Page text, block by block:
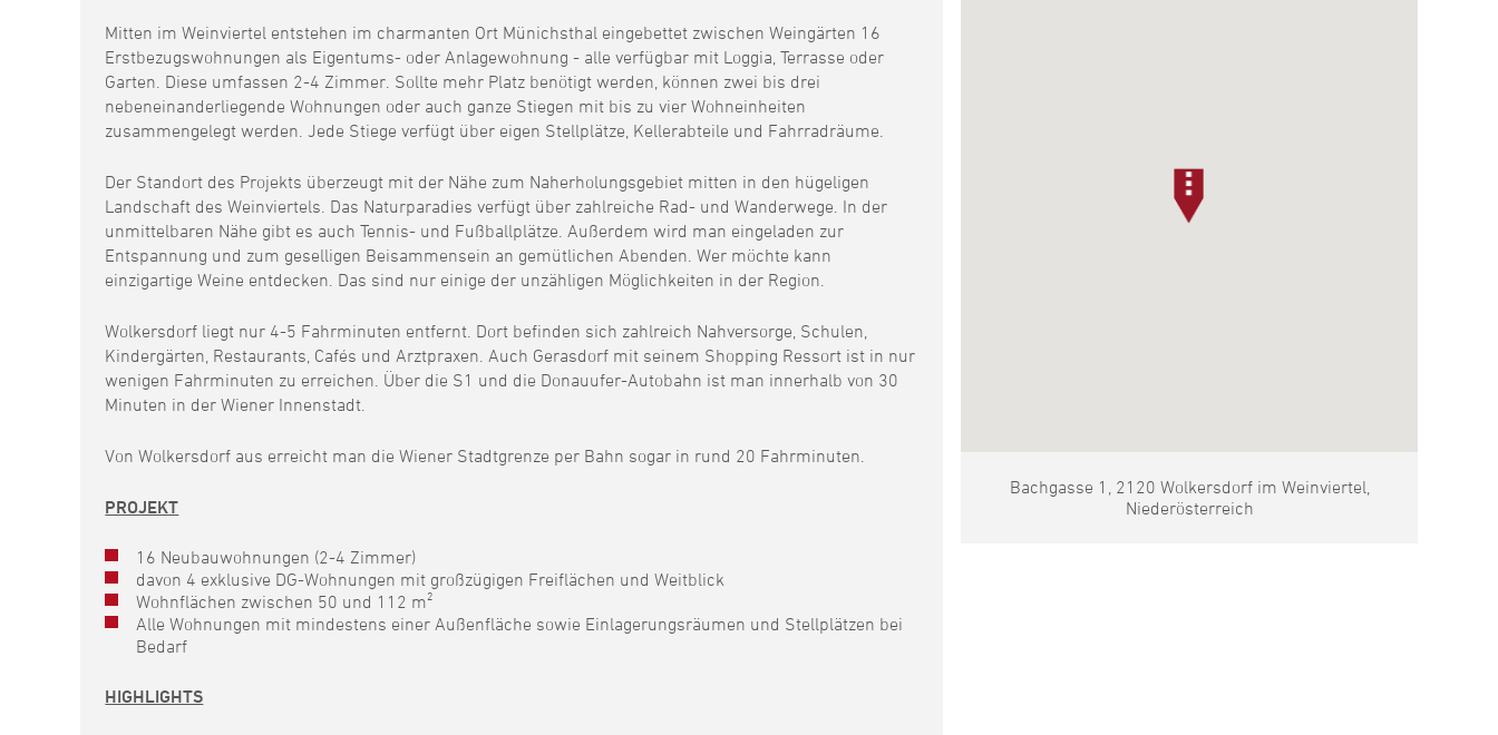
Mitten im Weinviertel entstehen im charmanten Ort Münichsthal eingebettet zwischen Weingärten 16
Erstbezugswohnungen als Eigentums- oder Anlagewohnung - alle verfügbar mit Loggia, Terrasse oder
Garten. Diese umfassen 2-4 Zimmer. Sollte mehr Platz benötigt werden, können zwei bis drei
nebeneinanderliegende Wohnungen oder auch ganze Stiegen mit bis zu vier Wohneinheiten
zusammengelegt werden. Jede Stiege verfügt über eigen Stellplätze, Kellerabteile und Fahrradräume.
Der Standort des Projekts überzeugt mit der Nähe zum Naherholungsgebiet mitten in den hügeligen
Landschaft des Weinviertels. Das Naturparadies verfügt über zahlreiche Rad- und Wanderwege. In der
unmittelbaren Nähe gibt es auch Tennis- und Fußballplätze. Außerdem wird man eingeladen zur
Entspannung und zum geselligen Beisammensein an gemütlichen Abenden. Wer möchte kann
einzigartige Weine entdecken. Das sind nur einige der unzähligen Möglichkeiten in der Region.
Wolkersdorf liegt nur 4-5 Fahrminuten entfernt. Dort befinden sich zahlreich Nahversorge, Schulen,
Kindergärten, Restaurants, Cafés und Arztpraxen. Auch Gerasdorf mit seinem Shopping Ressort ist in nur
wenigen Fahrminuten zu erreichen. Über die S1 und die Donauufer-Autobahn ist man innerhalb von 30
Minuten in der Wiener Innenstadt.
Von Wolkersdorf aus erreicht man die Wiener Stadtgrenze per Bahn sogar in rund 20 Fahrminuten.
PROJEKT
16 Neubauwohnungen (2-4 Zimmer)
davon 4 exklusive DG-Wohnungen mit großzügigen Freiflächen und Weitblick
Wohnflächen zwischen 50 und 112 m²
Alle Wohnungen mit mindestens einer Außenfläche sowie Einlagerungsräumen und Stellplätzen bei
Bedarf
HIGHLIGHTS
Bachgasse 1, 2120 Wolkersdorf im Weinviertel,
Niederösterreich